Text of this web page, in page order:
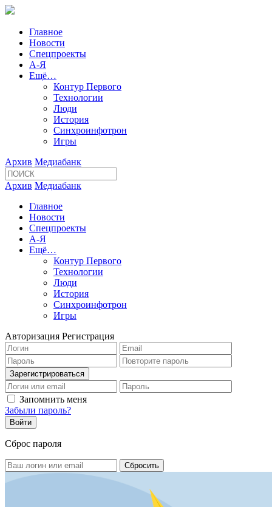
Главное
Новости
Спецпроекты
А-Я
Ещё…
Контур Первого
Технологии
Люди
История
Синхроинфотрон
Игры
Архив Медиабанк
Архив Медиабанк
Главное
Новости
Спецпроекты
А-Я
Ещё…
Контур Первого
Технологии
Люди
История
Синхроинфотрон
Игры
Авторизация Регистрация
Запомнить меня
Забыли пароль?
Сброс пароля